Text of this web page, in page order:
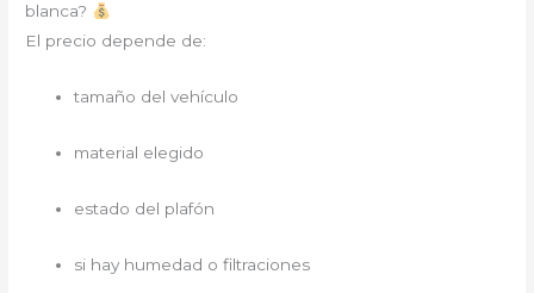
blanca?
El precio depende de:
tamaño del vehículo
material elegido
estado del plafón
si hay humedad o filtraciones